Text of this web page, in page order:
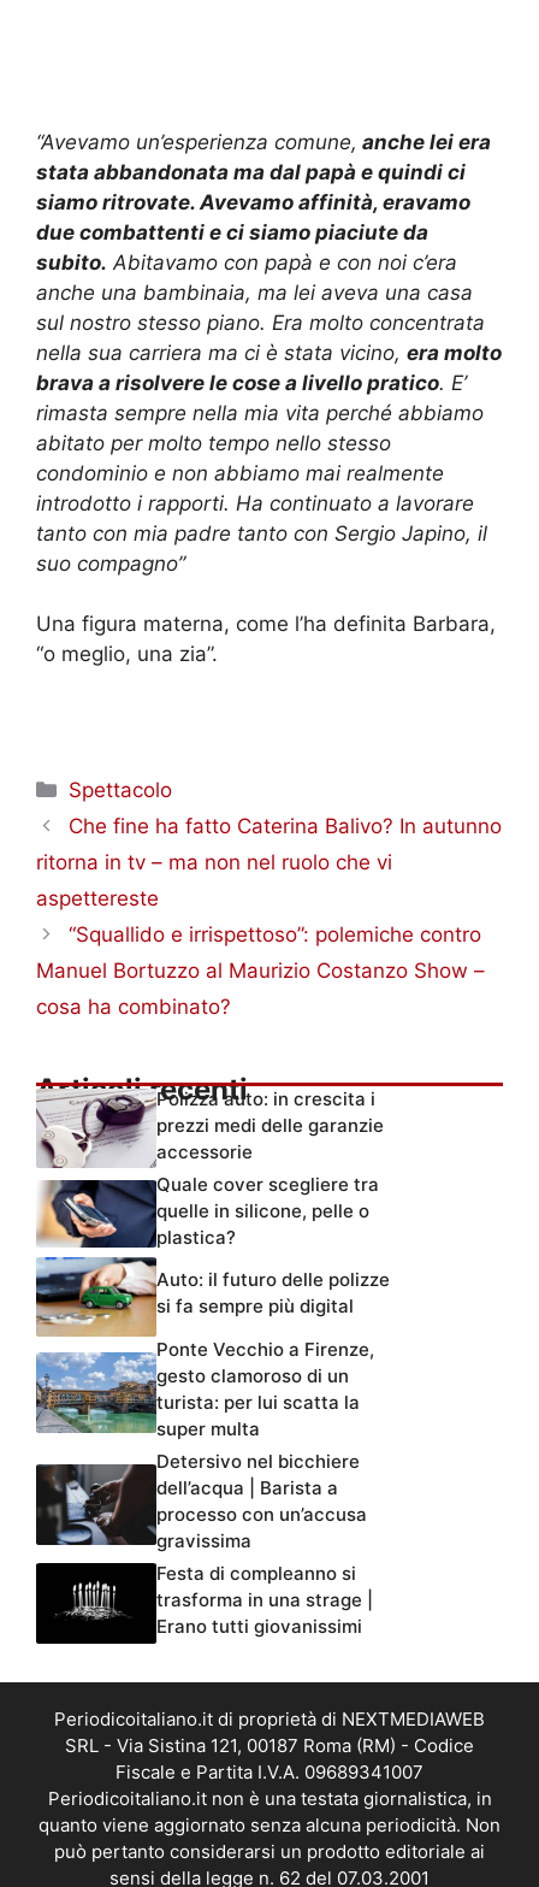
“Avevamo un’esperienza comune, anche lei era
stata abbandonata ma dal papà e quindi ci
siamo ritrovate. Avevamo affinità, eravamo
due combattenti e ci siamo piaciute da
subito. Abitavamo con papà e con noi c’era
anche una bambinaia, ma lei aveva una casa
sul nostro stesso piano. Era molto concentrata
nella sua carriera ma ci è stata vicino, era molto
brava a risolvere le cose a livello pratico. E’
rimasta sempre nella mia vita perché abbiamo
abitato per molto tempo nello stesso
condominio e non abbiamo mai realmente
introdotto i rapporti. Ha continuato a lavorare
tanto con mia padre tanto con Sergio Japino, il
suo compagno”
Una figura materna, come l’ha definita Barbara,
“o meglio, una zia”.
Categorie
Spettacolo
Che fine ha fatto Caterina Balivo? In autunno
ritorna in tv – ma non nel ruolo che vi
aspettereste
“Squallido e irrispettoso”: polemiche contro
Manuel Bortuzzo al Maurizio Costanzo Show –
cosa ha combinato?
Articoli recentiPolizza auto: in crescita i
prezzi medi delle garanzie
accessorie
Quale cover scegliere tra
quelle in silicone, pelle o
plastica?
Auto: il futuro delle polizze
si fa sempre più digital
Ponte Vecchio a Firenze,
gesto clamoroso di un
turista: per lui scatta la
super multa
Detersivo nel bicchiere
dell’acqua | Barista a
processo con un’accusa
gravissima
Festa di compleanno si
trasforma in una strage |
Erano tutti giovanissimi
Periodicoitaliano.it di proprietà di NEXTMEDIAWEB
SRL - Via Sistina 121, 00187 Roma (RM) - Codice
Fiscale e Partita I.V.A. 09689341007
Periodicoitaliano.it non è una testata giornalistica, in
quanto viene aggiornato senza alcuna periodicità. Non
può pertanto considerarsi un prodotto editoriale ai
sensi della legge n. 62 del 07.03.2001